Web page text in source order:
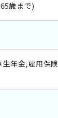
歳まで)
年金,雇用保険